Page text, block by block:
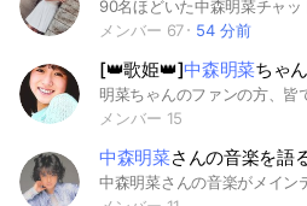
メンバー 67
54 分前
[👑歌姫👑]中森明菜ちゃん
メンバー 15
中森明菜さんの音楽を語